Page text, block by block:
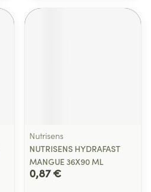
Nutrisens
NUTRISENS HYDRAFAST
MANGUE 36X90 ML
0,87 €